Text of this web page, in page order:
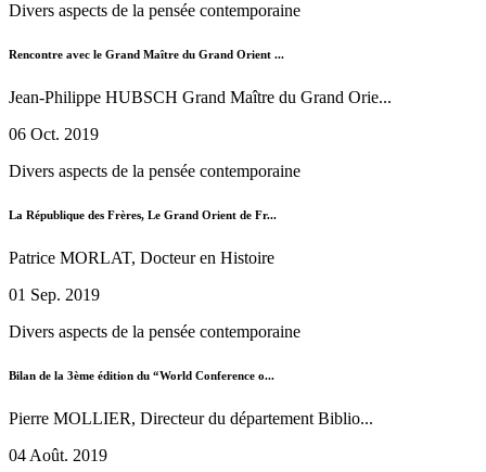
Divers aspects de la pensée contemporaine
Rencontre avec le Grand Maître du Grand Orient ...
Jean-Philippe HUBSCH Grand Maître du Grand Orie...
06 Oct. 2019
Divers aspects de la pensée contemporaine
La République des Frères, Le Grand Orient de Fr...
Patrice MORLAT, Docteur en Histoire
01 Sep. 2019
Divers aspects de la pensée contemporaine
Bilan de la 3ème édition du “World Conference o...
Pierre MOLLIER, Directeur du département Biblio...
04 Août. 2019